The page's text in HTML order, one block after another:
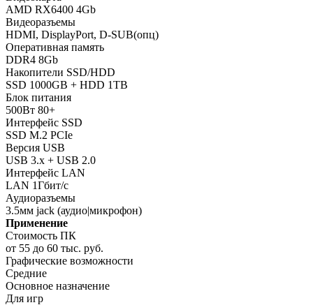
AMD RX6400 4Gb
Видеоразъемы
HDMI, DisplayPort, D-SUB(опц)
Оперативная память
DDR4 8Gb
Накопители SSD/HDD
SSD 1000GB + HDD 1TB
Блок питания
500Вт 80+
Интерфейс SSD
SSD M.2 PCIe
Версия USB
USB 3.x + USB 2.0
Интерфейс LAN
LAN 1Гбит/с
Аудиоразъемы
3.5мм jack (аудио|микрофон)
Применение
Стоимость ПК
от 55 до 60 тыс. руб.
Графические возможности
Средние
Основное назначение
Для игр